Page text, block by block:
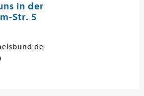
in der
Str. 5